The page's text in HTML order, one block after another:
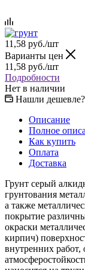
11,58 руб./шт
Варианты цен
11,58 руб./шт
Подробности
Нет в наличии
Нашли дешевле?
Описание
Полное
Как купить
Оплата
Доставка
Грунт серый
грунтования
а также
покрытие
окраски
кирпич)
внутренних работ,